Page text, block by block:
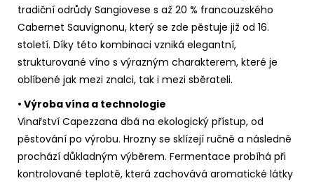
tradiční odrůdy Sangiovese s až 20 % francouzského
Cabernet Sauvignonu, který se zde pěstuje již od 16.
století. Díky této kombinaci vzniká elegantní,
strukturované víno s výrazným charakterem, které je
oblíbené jak mezi znalci, tak i mezi sběrateli.
• Výroba vína a technologie
Vinařství Capezzana dbá na ekologický přístup, od
pěstování po výrobu. Hrozny se sklízejí ručně a následně
prochází důkladným výběrem. Fermentace probíhá při
kontrolované teplotě, která zachovává aromatické látky